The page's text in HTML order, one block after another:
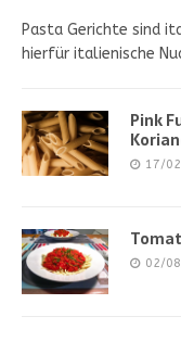
Pasta Gerichte sind
hierfür italienische
Pink
17/
02/